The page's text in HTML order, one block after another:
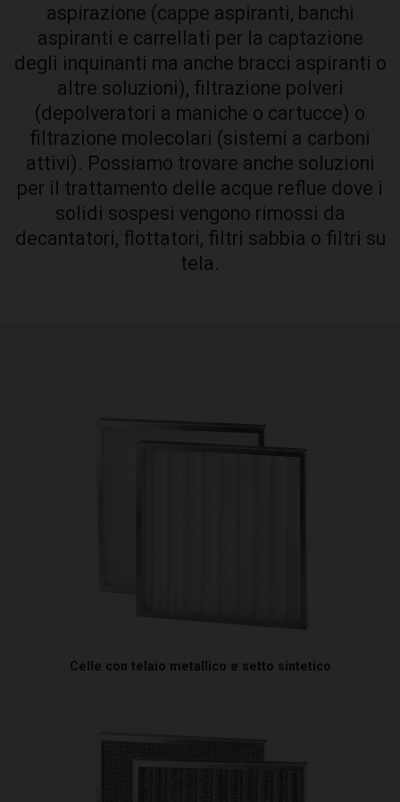
aspirazione (cappe aspiranti, banchi
aspiranti e carrellati per la captazione
degli inquinanti ma anche bracci aspiranti o
altre soluzioni), filtrazione polveri
(depolveratori a maniche o cartucce) o
filtrazione molecolari (sistemi a carboni
attivi). Possiamo trovare anche soluzioni
per il trattamento delle acque reflue dove i
solidi sospesi vengono rimossi da
decantatori, flottatori, filtri sabbia o filtri su
tela.
Celle con telaio metallico e setto sintetico